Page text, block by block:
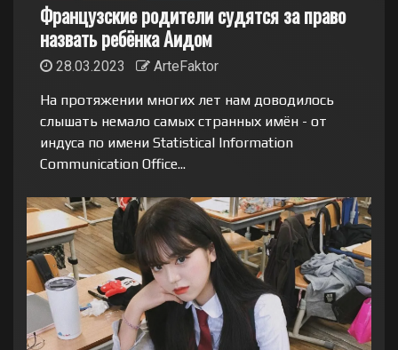
Французские родители судятся за право
назвать ребёнка Аидом
28.03.2023
ArteFaktor
На протяжении многих лет нам доводилось
слышать немало самых странных имён - от
индуса по имени Statistical Information
Communication Office...